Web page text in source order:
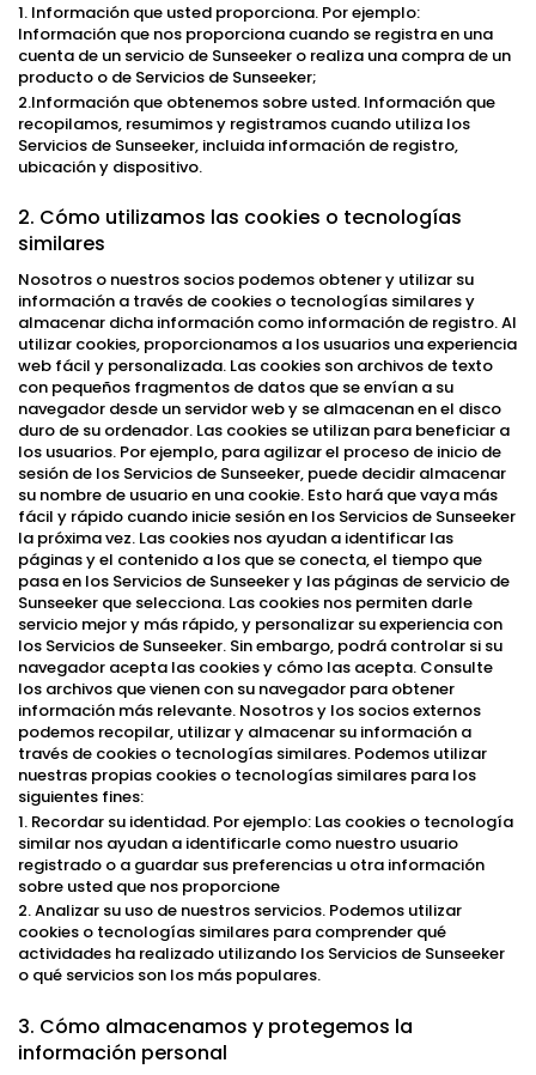
1. Información que usted proporciona. Por ejemplo:
Información que nos proporciona cuando se registra en una
cuenta de un servicio de Sunseeker o realiza una compra de un
producto o de Servicios de Sunseeker;
2.Información que obtenemos sobre usted. Información que
recopilamos, resumimos y registramos cuando utiliza los
Servicios de Sunseeker, incluida información de registro,
ubicación y dispositivo.
2. Cómo utilizamos las cookies o tecnologías
similares
Nosotros o nuestros socios podemos obtener y utilizar su
información a través de cookies o tecnologías similares y
almacenar dicha información como información de registro. Al
utilizar cookies, proporcionamos a los usuarios una experiencia
web fácil y personalizada. Las cookies son archivos de texto
con pequeños fragmentos de datos que se envían a su
navegador desde un servidor web y se almacenan en el disco
duro de su ordenador. Las cookies se utilizan para beneficiar a
los usuarios. Por ejemplo, para agilizar el proceso de inicio de
sesión de los Servicios de Sunseeker, puede decidir almacenar
su nombre de usuario en una cookie. Esto hará que vaya más
fácil y rápido cuando inicie sesión en los Servicios de Sunseeker
la próxima vez. Las cookies nos ayudan a identificar las
páginas y el contenido a los que se conecta, el tiempo que
pasa en los Servicios de Sunseeker y las páginas de servicio de
Sunseeker que selecciona. Las cookies nos permiten darle
servicio mejor y más rápido, y personalizar su experiencia con
los Servicios de Sunseeker. Sin embargo, podrá controlar si su
navegador acepta las cookies y cómo las acepta. Consulte
los archivos que vienen con su navegador para obtener
información más relevante. Nosotros y los socios externos
podemos recopilar, utilizar y almacenar su información a
través de cookies o tecnologías similares. Podemos utilizar
nuestras propias cookies o tecnologías similares para los
siguientes fines:
1. Recordar su identidad. Por ejemplo: Las cookies o tecnología
similar nos ayudan a identificarle como nuestro usuario
registrado o a guardar sus preferencias u otra información
sobre usted que nos proporcione
2. Analizar su uso de nuestros servicios. Podemos utilizar
cookies o tecnologías similares para comprender qué
actividades ha realizado utilizando los Servicios de Sunseeker
o qué servicios son los más populares.
3. Cómo almacenamos y protegemos la
información personal